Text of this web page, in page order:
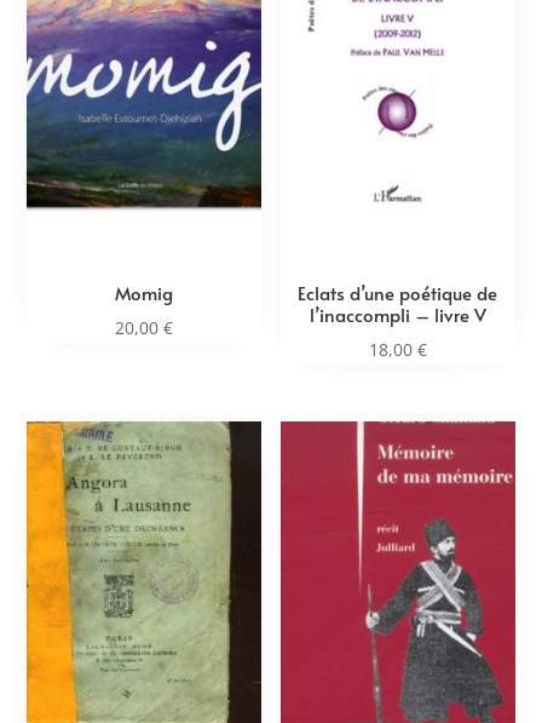
Momig
20,00€
Eclats d’une poétique de
l’inaccompli – livre V
18,00 €